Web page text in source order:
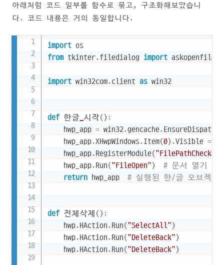
아래처럼 코드 일부를 함수로 묶고, 구조화해보았습니
다. 코드 내용은 거의 동일합니다.
import
from tkinter. filedialog import
import win32com. client as win32
def 한글 시작() :
    hwp_app
= win32.gencache. EnsureDispatch
    hwp_app
.XHwpWindows. Item(0) .Visible =
    hwp_app
. RegisterModule(
    hwp_app
. Run("FileOpen")
# 문서 열기 다
return hwp_app # 실행된 한/글 오브젝트
def 전체삭제 () :
    hwp
. HAction. Run("SelectAll")
    hwp
. HAction. Run("DeleteBack")
    hwp
. HAction. Run("DeleteBack")